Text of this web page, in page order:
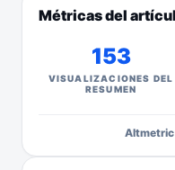
Métricas del
153
VISUALIZACIONES DEL
RESUMEN